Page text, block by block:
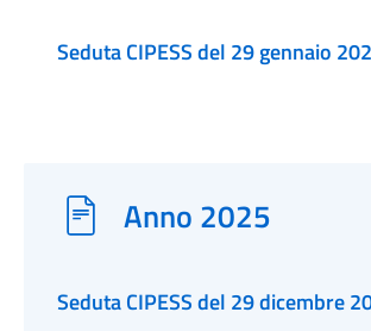
Seduta CIPESS del 29 gennaio
Anno 2025
Seduta CIPESS del 29 dicembre